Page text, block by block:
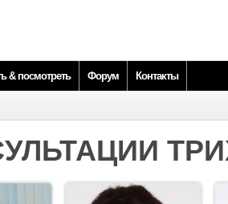
& посмотреть Форум Контакты